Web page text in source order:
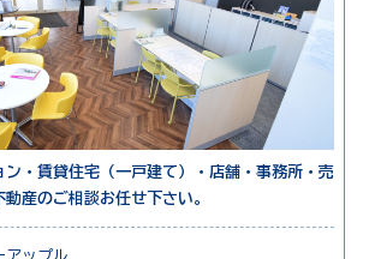
ン・賃貸住宅（一戸建て）・店舗・事務所・売
産のご相談お任せ下さい。
アップル